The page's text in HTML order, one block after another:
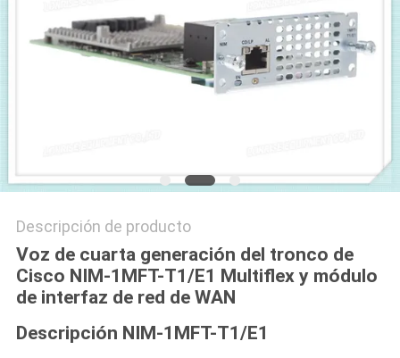
MAPA
DEL
DE
Descripción de producto
Voz de cuarta generación del tronco de
Cisco NIM-1MFT-T1/E1 Multiflex y módulo
de interfaz de red de WAN
Descripción NIM-1MFT-T1/E1